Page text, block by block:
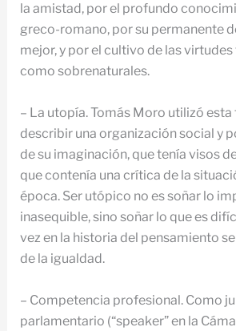
la amistad, por el profundo
greco-romano, por su permanente
mejor, y por el cultivo de las
como sobrenaturales.
– La utopía. Tomás Moro utilizó
describir una organización social y
de su imaginación, que tenía visos
que contenía una crítica de la
época. Ser utópico no es soñar lo
inasequible, sino soñar lo que es
vez en la historia del pensamiento
de la igualdad.
– Competencia profesional. Como
parlamentario (“speaker” en la